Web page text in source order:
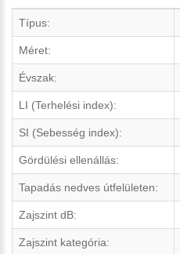
Típus:
Méret:
Évszak:
LI (Terhelési index):
SI (Sebesség index):
Gördülési ellenállás:
Tapadás nedves útfelületen:
Zajszint dB:
Zajszint kategória: